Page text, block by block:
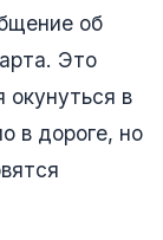
об
Это
окунуться в
в дороге, но